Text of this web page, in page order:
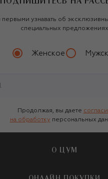
первыми узнавать об
специальных предложениях
Женское
Продолжая, вы даете
на обработку персональных
О ЦУМ
О магазине